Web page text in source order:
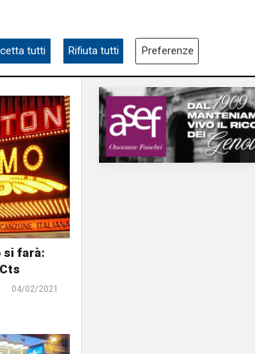
si farà:
04/02/2021
tutti Rifiuta tutti Preferenze